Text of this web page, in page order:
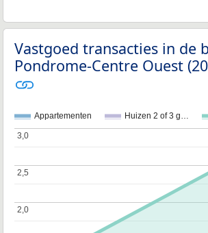
Vastgoed transacties in de
Pondrome-Centre Ouest
Appartementen Huizen 2 of 3 g…
2,0
2,0
2,5
2,5
3,0
3,0